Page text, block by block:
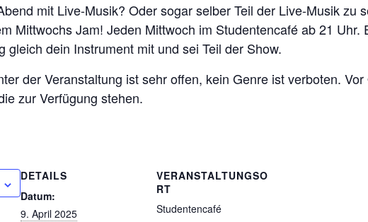
mit Live-Musik? Oder sogar selber Teil der Live-Musik zu
Mittwochs Jam! Jeden Mittwoch im Studentencafé ab 21
gleich dein Instrument mit und sei Teil der Show.
der Veranstaltung ist sehr offen, kein Genre ist verboten.
zur Verfügung stehen.
DETAILS
Datum:
9. April 2025
VERANSTALTUNGSO
RT
Studentencafé